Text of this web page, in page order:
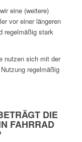
eine (weitere)
vor einer längeren
regelmäßig stark
nutzen sich mit der
regelmäßig
DIE
FAHRRAD